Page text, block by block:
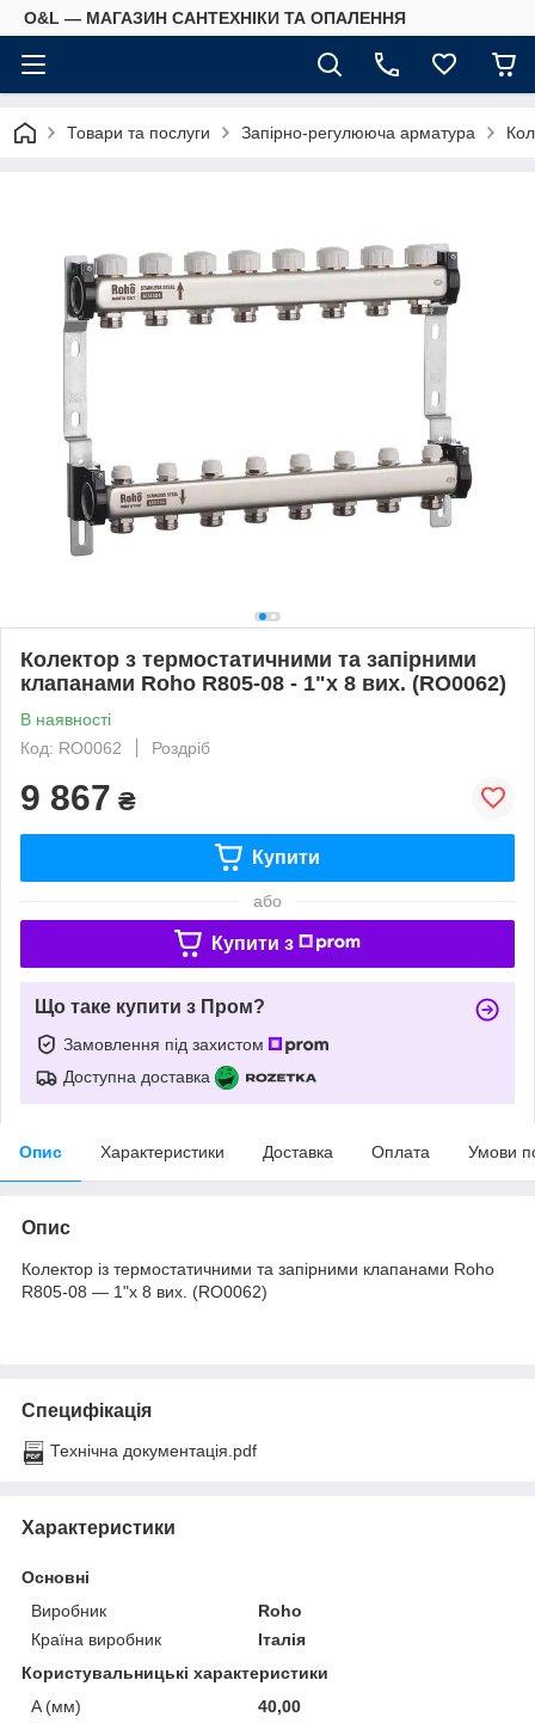
O&L — МАГАЗИН САНТЕХНІКИ ТА ОПАЛЕННЯ
Товари та послуги Запірно-регулююча арматура
Колектор з термостатичними та запірними
клапанами Roho R805-08 - 1"х 8 вих. (RO0062)
В наявності
Код: RO0062
Роздріб
9 867 ₴
Купити
або
Купити з
Що таке купити з Пром?
Замовлення під захистом
Доступна доставка
Опис Характеристики Доставка Оплата Умови
Опис
Колектор із термостатичними та запірними клапанами Roho
R805-08 — 1"х 8 вих. (RO0062)
Специфікація
Технічна документація.pdf
Характеристики
Основні
Виробник
Roho
Країна виробник
Італія
Користувальницькі характеристики
A (мм)
40,00